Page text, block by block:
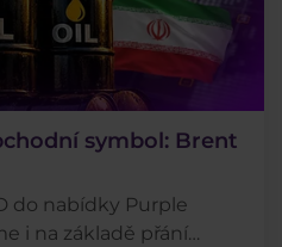
symbol: Brent
do nabídky Purple
i na základě přání